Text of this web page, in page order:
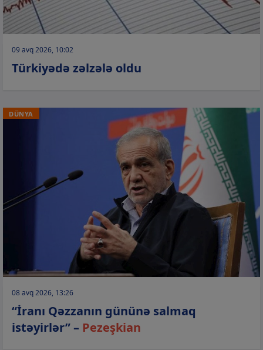
09 avq 2026, 10:02
Türkiyədə zəlzələ oldu
DÜNYA
08 avq 2026, 13:26
“İranı Qəzzanın gününə salmaq
istəyirlər” – Pezeşkian